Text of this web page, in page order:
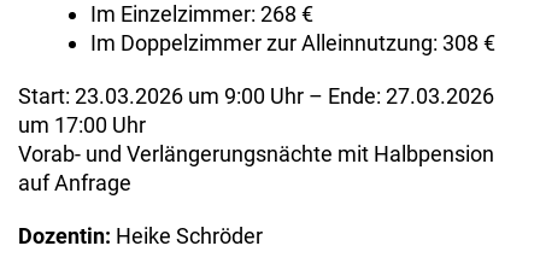
Im Einzelzimmer: 268 €
Im Doppelzimmer zur Alleinnutzung: 308 €
Start: 23.03.2026 um 9:00 Uhr – Ende: 27.03.2026
um 17:00 Uhr
Vorab- und Verlängerungsnächte mit Halbpension
auf Anfrage
Dozentin: Heike Schröder